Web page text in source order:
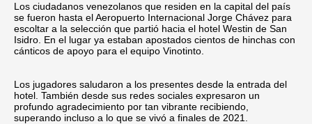
Los ciudadanos venezolanos que residen en la capital del país
se fueron hasta el Aeropuerto Internacional Jorge Chávez para
escoltar a la selección que partió hacia el hotel Westin de San
Isidro. En el lugar ya estaban apostados cientos de hinchas con
cánticos de apoyo para el equipo Vinotinto.
Los jugadores saludaron a los presentes desde la entrada del
hotel. También desde sus redes sociales expresaron un
profundo agradecimiento por tan vibrante recibiendo,
superando incluso a lo que se vivó a finales de 2021.